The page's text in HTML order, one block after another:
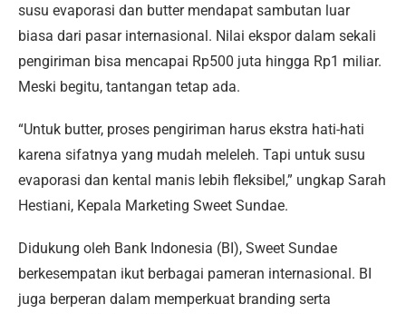
susu evaporasi dan butter mendapat sambutan luar
biasa dari pasar internasional. Nilai ekspor dalam sekali
pengiriman bisa mencapai Rp500 juta hingga Rp1 miliar.
Meski begitu, tantangan tetap ada.
“Untuk butter, proses pengiriman harus ekstra hati-hati
karena sifatnya yang mudah meleleh. Tapi untuk susu
evaporasi dan kental manis lebih fleksibel,” ungkap Sarah
Hestiani, Kepala Marketing Sweet Sundae.
Didukung oleh Bank Indonesia (BI), Sweet Sundae
berkesempatan ikut berbagai pameran internasional. BI
juga berperan dalam memperkuat branding serta